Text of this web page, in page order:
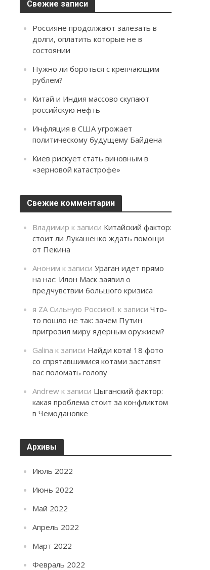
Свежие записи
Россияне продолжают залезать в
долги, оплатить которые не в
состоянии
Нужно ли бороться с крепчающим
рублем?
Китай и Индия массово скупают
российскую нефть
Инфляция в США угрожает
политическому будущему Байдена
Киев рискует стать виновным в
«зерновой катастрофе»
Свежие комментарии
Владимир к записи Китайский фактор:
стоит ли Лукашенко ждать помощи
от Пекина
Аноним к записиУраган идет прямо
на нас: Илон Маск заявил о
предчувствии большого кризиса
я ZA Сильную Россию!!. к записиЧто-
то пошло не так: зачем Путин
пригрозил миру ядерным оружием?
Galina к записи Найди кота! 18 фото
со спрятавшимися котами заставят
вас поломать голову
Andrew к записи Цыганский фактор:
какая проблема стоит за конфликтом
в Чемодановке
Архивы
Июль 2022
Июнь 2022
Май 2022
Апрель 2022
Март 2022
Февраль 2022